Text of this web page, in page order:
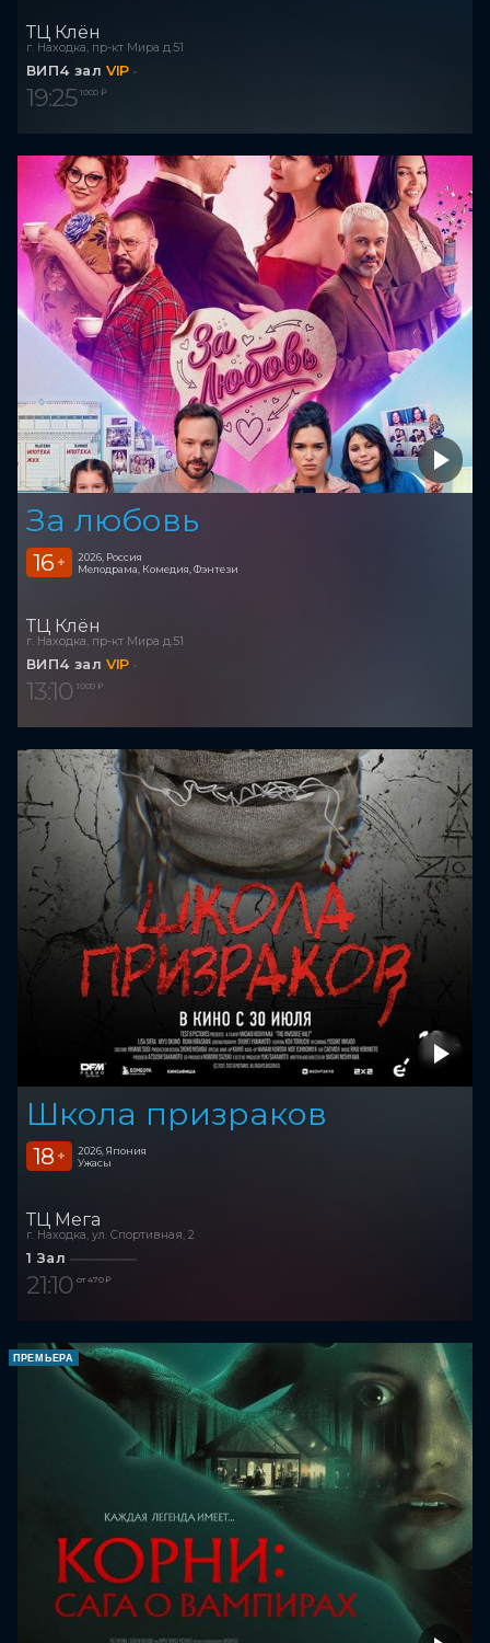
ТЦ Клён
г. Находка, пр-кт Мира д.51
ВИП4 зал VIP
19:25 1 000 ₽
За любовь
16 +
2026, Россия
Мелодрама, Комедия, Фэнтези
ТЦ Клён
г. Находка, пр-кт Мира д.51
ВИП4 зал VIP
13:10 1 000 ₽
Школа призраков
18 +
2026, Япония
Ужасы
ТЦ Мега
г. Находка, ул. Спортивная, 2
1 Зал
21:10 от 470 ₽
ПРЕМЬЕРА